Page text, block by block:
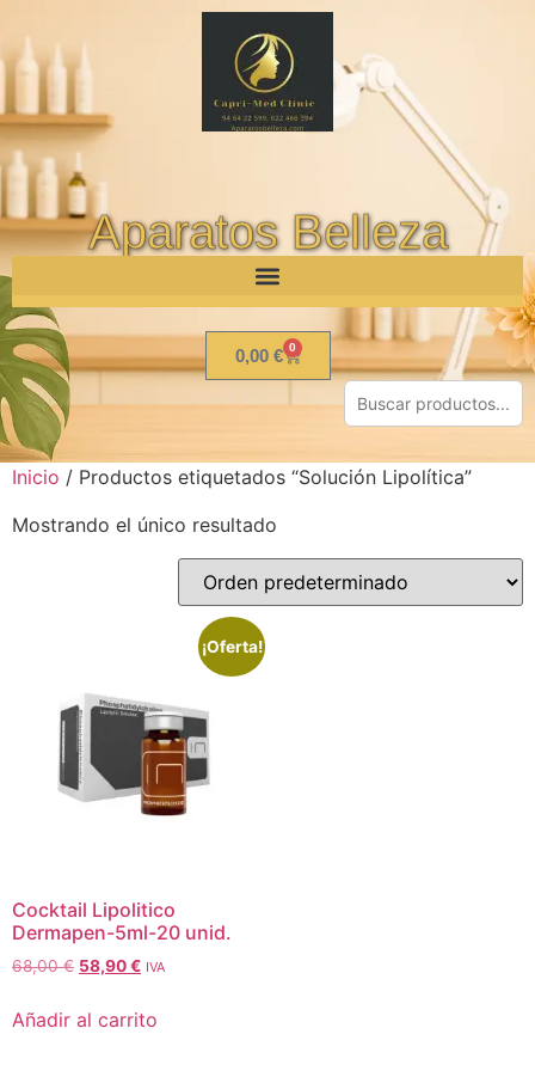
Aparatos Belleza
0,00 € 0
Inicio / Productos etiquetados “Solución Lipolítica”
Mostrando el único resultado
¡Oferta!
Cocktail Lipolitico
Dermapen-5ml-20 unid.
68,00€ 58,90€ IVA
Añadir al carrito